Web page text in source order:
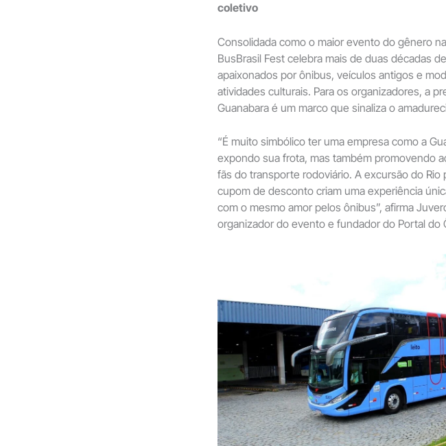
coletivo
Consolidada como o maior evento do gênero
BusBrasil Fest celebra mais de duas décadas
apaixonados por ônibus, veículos antigos e
atividades culturais. Para os organizadores, a
Guanabara é um marco que sinaliza o
“É muito simbólico ter uma empresa como a
expondo sua frota, mas também promovendo
fãs do transporte rodoviário. A excursão do Rio
cupom de desconto criam uma experiência
com o mesmo amor pelos ônibus”, afirma
organizador do evento e fundador do Portal do